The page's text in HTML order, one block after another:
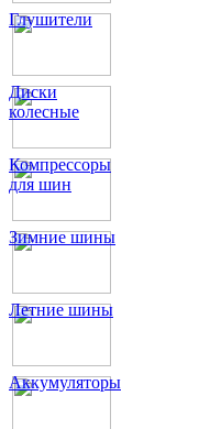
Глушители
Диски
колесные
Компрессоры
для шин
Зимние шины
Летние шины
Аккумуляторы